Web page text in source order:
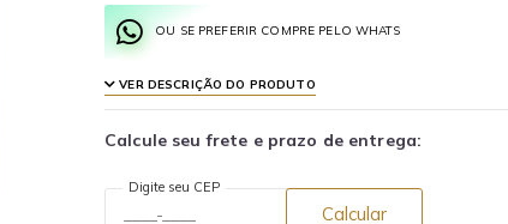
OU SE PREFERIR COMPRE PELO WHATS
VER DESCRIÇÃO DO PRODUTO
Calcule seu frete e prazo de entrega:
Digite seu CEP
Calcular